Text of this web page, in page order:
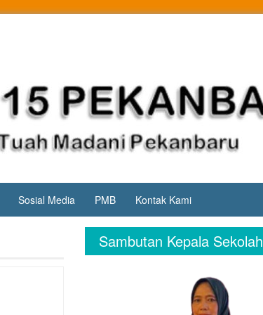
Sosial Media PMB Kontak Kami
Sambutan Kepala Sekolah